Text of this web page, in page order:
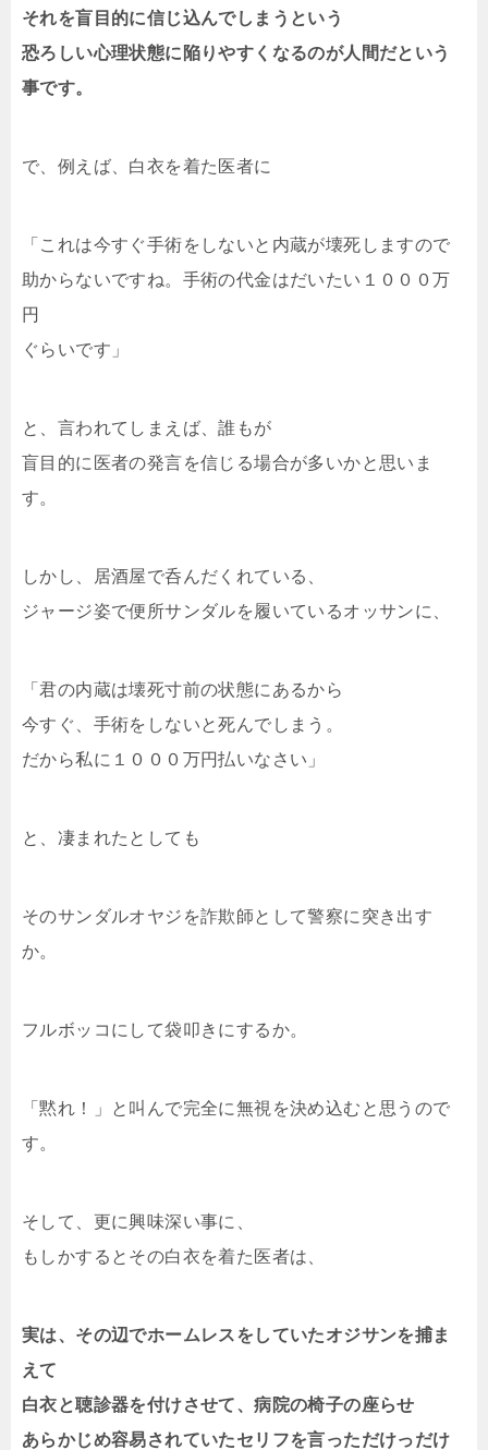
それを盲目的に信じ込んでしまうという
恐ろしい心理状態に陥りやすくなるのが人間だという
事です。
で、例えば、白衣を着た医者に
「これは今すぐ手術をしないと内蔵が壊死しますので
助からないですね。手術の代金はだいたい１０００万
円
ぐらいです」
と、言われてしまえば、誰もが
盲目的に医者の発言を信じる場合が多いかと思いま
す。
しかし、居酒屋で呑んだくれている、
ジャージ姿で便所サンダルを履いているオッサンに、
「君の内蔵は壊死寸前の状態にあるから
今すぐ、手術をしないと死んでしまう。
だから私に１０００万円払いなさい」
と、凄まれたとしても
そのサンダルオヤジを詐欺師として警察に突き出す
か。
フルボッコにして袋叩きにするか。
「黙れ！」と叫んで完全に無視を決め込むと思うので
す。
そして、更に興味深い事に、
もしかするとその白衣を着た医者は、
実は、その辺でホームレスをしていたオジサンを捕ま
えて
白衣と聴診器を付けさせて、病院の椅子の座らせ
あらかじめ容易されていたセリフを言っただけっだけ